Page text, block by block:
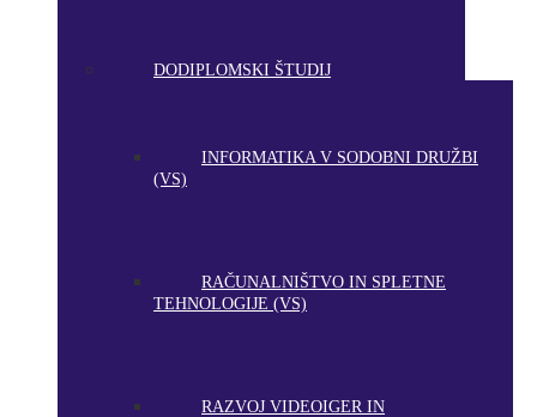
DODIPLOMSKI ŠTUDIJ
INFORMATIKA V SODOBNI DRUŽBI
(VS)
RAČUNALNIŠTVO IN SPLETNE
TEHNOLOGIJE (VS)
RAZVOJ VIDEOIGER IN